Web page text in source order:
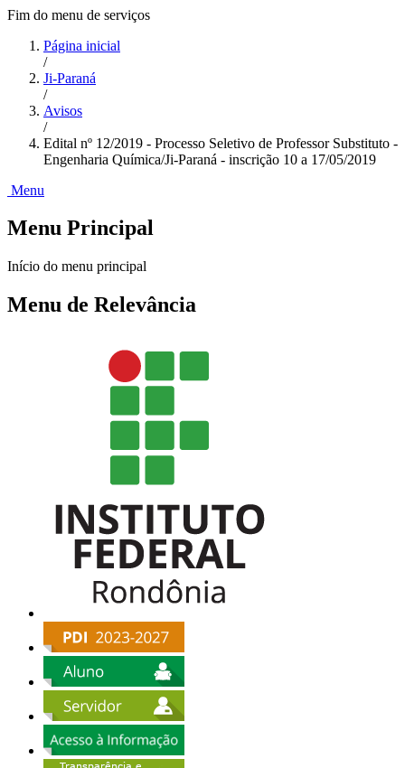
Fim do menu de serviços
Página inicial
/
Ji-Paraná
/
Avisos
/
Edital nº 12/2019 - Processo Seletivo de Professor Substituto -
Engenharia Química/Ji-Paraná - inscrição 10 a 17/05/2019
Menu
Menu Principal
Início do menu principal
Menu de Relevância